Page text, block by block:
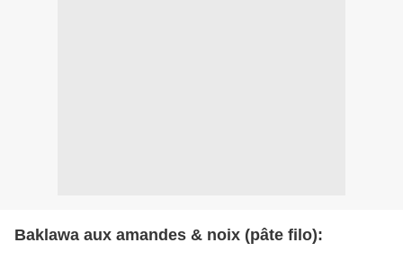
Baklawa aux amandes & noix (pâte filo):